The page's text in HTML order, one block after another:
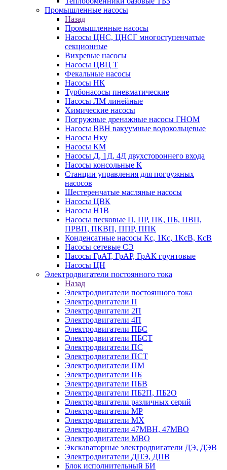
Промышленные насосы
Назад
Промышленные насосы
Насосы ЦНС, ЦНСГ многоступенчатые
секционные
Вихревые насосы
Насосы ЦВЦ Т
Фекальные насосы
Насосы НК
Турбонасосы пневматические
Насосы ЛМ линейные
Химические насосы
Погружные дренажные насосы ГНОМ
Насосы ВВН вакуумные водокольцевые
Насосы Нку
Насосы КМ
Насосы Д, 1Д, 4Д двухстороннего входа
Насосы консольные К
Станции управления для погружных
насосов
Шестеренчатые масляные насосы
Насосы ЦВК
Насосы Н1В
Насосы песковые П, ПР, ПК, ПБ, ПВП,
ПРВП, ПКВП, ППР, ППК
Конденсатные насосы Кс, 1Кс, 1КсВ, КсВ
Насосы сетевые СЭ
Насосы ГрАТ, ГрАР, ГрАК грунтовые
Насосы ЦН
Электродвигатели постоянного тока
Назад
Электродвигатели постоянного тока
Электродвигатели П
Электродвигатели 2П
Электродвигатели 4П
Электродвигатели ПБС
Электродвигатели ПБСТ
Электродвигатели ПС
Электродвигатели ПСТ
Электродвигатели ПМ
Электродвигатели ПБ
Электродвигатели ПБВ
Электродвигатели ПБ2П, ПБ2О
Электродвигатели различных серий
Электродвигатели МР
Электродвигатели MX
Электродвигатели 47MBH, 47МВО
Электродвигатели MBO
Экскаваторные электродвигатели ДЭ, ДЭВ
Электродвигатели ДПЭ, ДПВ
Блок исполнительный БИ